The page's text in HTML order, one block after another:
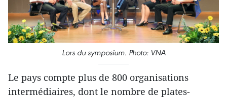
Lors du symposium. Photo: VNA
Le pays compte plus de 800 organisations
intermédiaires, dont le nombre de plates-